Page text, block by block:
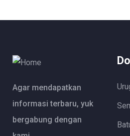
Agar mendapatkan
informasi terbaru, yuk
bergabung dengan